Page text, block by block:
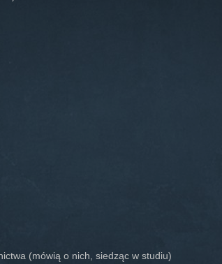
(mówią o nich, siedząc w studiu)